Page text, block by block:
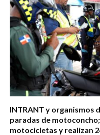
INTRANT y organismos
paradas de
motocicletas y realizan